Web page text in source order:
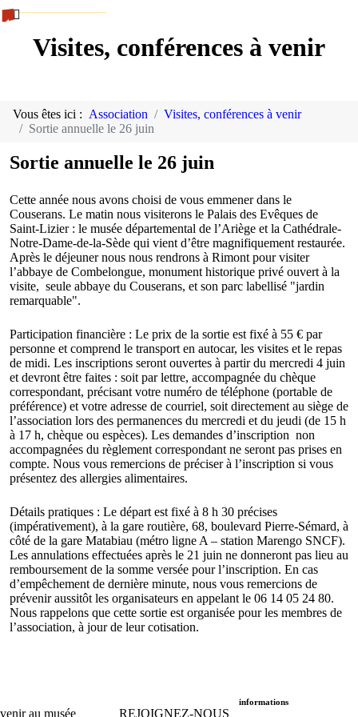
Visites, conférences à venir
Vous êtes ici : Association
Visites, conférences à venir
Sortie annuelle le 26 juin
Sortie annuelle le 26 juin
Cette année nous avons choisi de vous emmener dans le
Couserans. Le matin nous visiterons le Palais des Evêques de
Saint-Lizier : le musée départemental de l’Ariège et la Cathédrale-
Notre-Dame-de-la-Sède qui vient d’être magnifiquement restaurée.
Après le déjeuner nous nous rendrons à Rimont pour visiter
l’abbaye de Combelongue, monument historique privé ouvert à la
visite, seule abbaye du Couserans, et son parc labellisé "jardin
remarquable".
Participation financière : Le prix de la sortie est fixé à 55 € par
personne et comprend le transport en autocar, les visites et le repas
de midi. Les inscriptions seront ouvertes à partir du mercredi 4 juin
et devront être faites : soit par lettre, accompagnée du chèque
correspondant, précisant votre numéro de téléphone (portable de
préférence) et votre adresse de courriel, soit directement au siège de
l’association lors des permanences du mercredi et du jeudi (de 15 h
à 17 h, chèque ou espèces). Les demandes d’inscription non
accompagnées du règlement correspondant ne seront pas prises en
compte. Nous vous remercions de préciser à l’inscription si vous
présentez des allergies alimentaires.
Détails pratiques : Le départ est fixé à 8 h 30 précises
(impérativement), à la gare routière, 68, boulevard Pierre-Sémard, à
côté de la gare Matabiau (métro ligne A – station Marengo SNCF).
Les annulations effectuées après le 21 juin ne donneront pas lieu au
remboursement de la somme versée pour l’inscription. En cas
d’empêchement de dernière minute, nous vous remercions de
prévenir aussitôt les organisateurs en appelant le 06 14 05 24 80.
Nous rappelons que cette sortie est organisée pour les membres de
l’association, à jour de leur cotisation.
venir au musée REJOIGNEZ-NOUS
informations